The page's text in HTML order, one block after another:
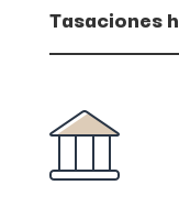
Tasaciones